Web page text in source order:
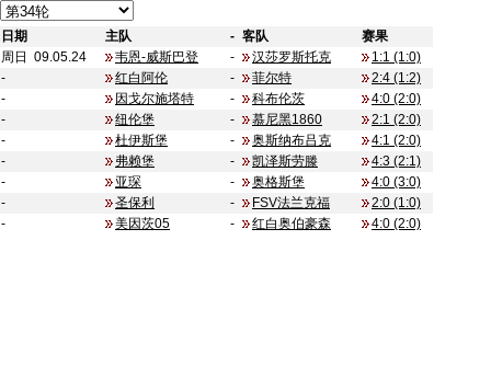
日期 主队 - 客队 赛果
周日 09.05.24
韦恩-威斯巴登 - 汉莎罗斯托克
1:1 (1:0)
-
红白阿伦 - 菲尔特
2:4 (1:2)
-
因戈尔施塔特 - 科布伦茨
4:0 (2:0)
-
纽伦堡 - 慕尼黑1860
2:1 (2:0)
-
杜伊斯堡 - 奥斯纳布吕克
4:1 (2:0)
-
弗赖堡 - 凯泽斯劳滕
4:3 (2:1)
-
亚琛 - 奥格斯堡
4:0 (3:0)
-
圣保利 - FSV法兰克福
2:0 (1:0)
-
美因茨05 - 红白奥伯豪森 4:0 (2:0)